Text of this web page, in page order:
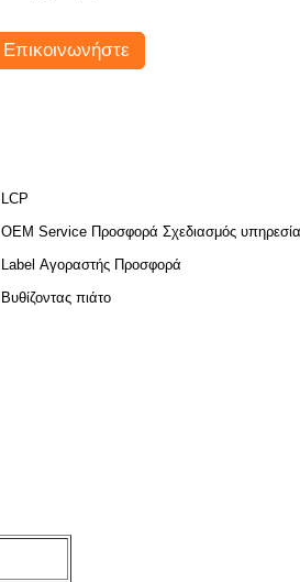
Επικοινωνήστε
LCP
OEM Service Προσφορά Σχεδιασμός
Label Αγοραστής Προσφορά
Βυθίζοντας πιάτο